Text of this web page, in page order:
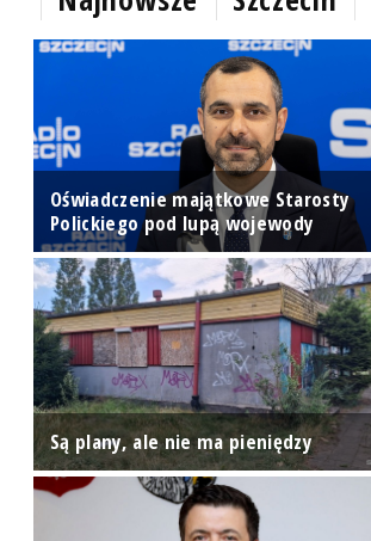
Oświadczenie majątkowe Starosty
Polickiego pod lupą wojewody
Są plany, ale nie ma pieniędzy